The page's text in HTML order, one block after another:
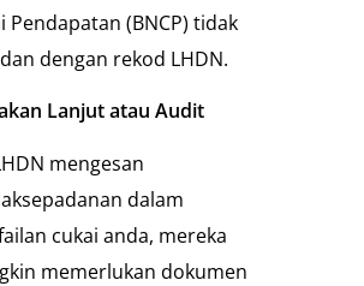
Pendapatan (BNCP) tidak
dengan rekod LHDN.
Lanjut atau Audit
mengesan
dalam
cukai anda, mereka
memerlukan dokumen